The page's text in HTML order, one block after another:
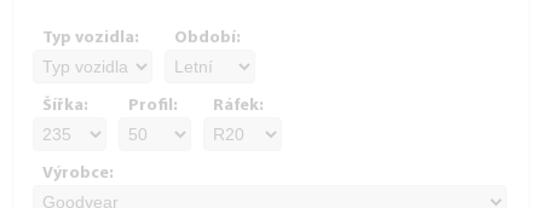
Typ vozidla: Období:
Šířka: Profil: Ráfek:
Výrobce: